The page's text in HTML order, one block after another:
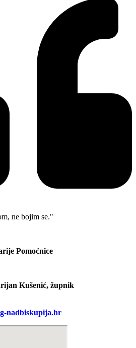
ne bojim se."
Pomoćnice
Kušenić, župnik
nadbiskupija.hr